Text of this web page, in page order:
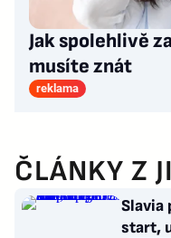
Jak spolehlivě
musíte znát
reklama
ČLÁNKY Z
Slavia
start,